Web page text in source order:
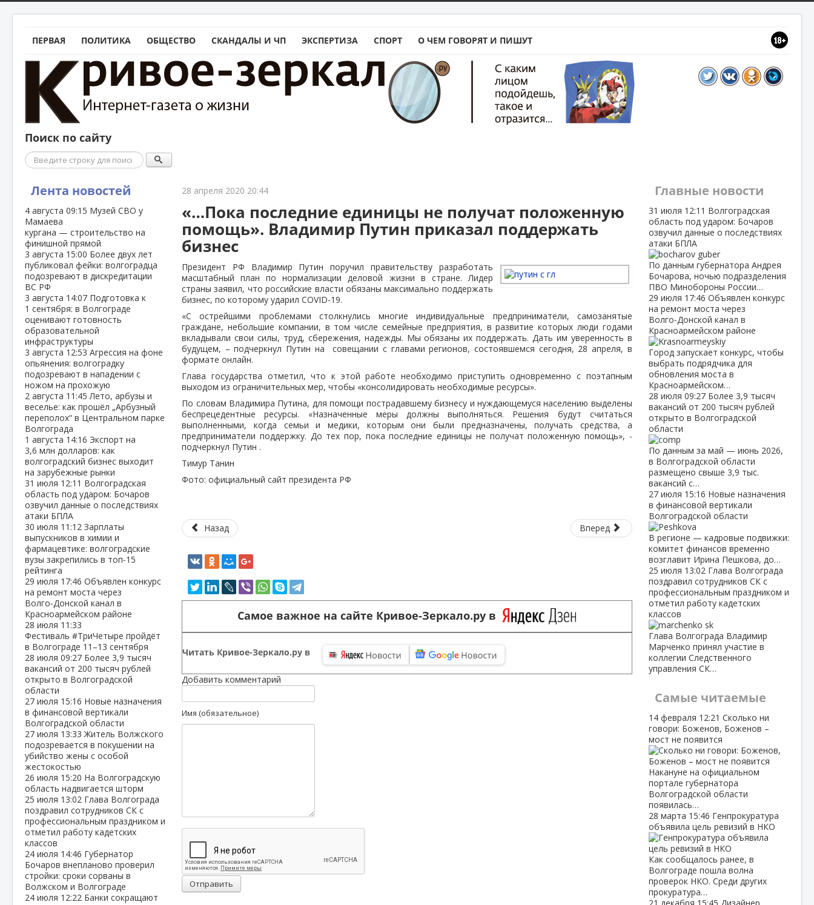
ПЕРВАЯ ПОЛИТИКА ОБЩЕСТВО СКАНДАЛЫ И ЧП ЭКСПЕРТИЗА СПОРТ О ЧЕМ ГОВОРЯТ И ПИШУТ
Поиск по сайту
Поиск
Лента новостей
4 августа 09:15 Музей СВО у
Мамаева
кургана — строительство на
финишной прямой
3 августа 15:00 Более двух лет
публиковал фейки: волгоградца
подозревают в дискредитации
ВС РФ
3 августа 14:07 Подготовка к
1 сентября: в Волгограде
оценивают готовность
образовательной
инфраструктуры
3 августа 12:53 Агрессия на фоне
опьянения: волгоградку
подозревают в нападении с
ножом на прохожую
2 августа 11:45Лето, арбузы и
веселье: как прошёл „Арбузный
переполох“ в Центральном парке
Волгограда
1 августа 14:16 Экспорт на
3,6 млн долларов: как
волгоградский бизнес выходит
на зарубежные рынки
31 июля 12:11 Волгоградская
область под ударом: Бочаров
озвучил данные о последствиях
атаки БПЛА
30 июля 11:12 Зарплаты
выпускников в химии и
фармацевтике: волгоградские
вузы закрепились в топ‑15
рейтинга
29 июля 17:46 Объявлен конкурс
на ремонт моста через
Волго‑Донской канал в
Красноармейском районе
28 июля 11:33
Фестиваль #ТриЧетыре пройдёт
в Волгограде 11–13 сентября
28 июля 09:27 Более 3,9 тысяч
вакансий от 200 тысяч рублей
открыто в Волгоградской
области
27 июля 15:16 Новые назначения
в финансовой вертикали
Волгоградской области
27 июля 13:33Житель Волжского
подозревается в покушении на
убийство жены с особой
жестокостью
26 июля 15:20 На Волгоградскую
область надвигается шторм
25 июля 13:02 Глава Волгограда
поздравил сотрудников СК с
профессиональным праздником и
отметил работу кадетских
классов
24 июля 14:46 Губернатор
Бочаров внепланово проверил
стройки: сроки сорваны в
Волжском и Волгограде
24 июля 12:22 Банки сокращают
28 апреля 2020 20:44
«…Пока последние единицы не получат положенную
помощь». Владимир Путин приказал поддержать
бизнес
Президент РФ Владимир Путин поручил правительству разработать
масштабный план по нормализации деловой жизни в стране. Лидер
страны заявил, что российские власти обязаны максимально поддержать
бизнес, по которому ударил COVID-19.
«С острейшими проблемами столкнулись многие индивидуальные предприниматели, самозанятые
граждане, небольшие компании, в том числе семейные предприятия, в развитие которых люди годами
вкладывали свои силы, труд, сбережения, надежды. Мы обязаны их поддержать. Дать им уверенность в
будущем, – подчеркнул Путин на совещании с главами регионов, состоявшемся сегодня, 28 апреля, в
формате онлайн.
Глава государства отметил, что к этой работе необходимо приступить одновременно с поэтапным
выходом из ограничительных мер, чтобы «консолидировать необходимые ресурсы».
По словам Владимира Путина, для помощи пострадавшему бизнесу и нуждающемуся населению выделены
беспрецедентные ресурсы. «Назначенные меры должны выполняться. Решения будут считаться
выполненными, когда семьи и медики, которым они были предназначены, получать средства, а
предприниматели поддержку. До тех пор, пока последние единицы не получат положенную помощь», -
подчеркнул Путин .
Тимур Танин
Фото: официальный сайт президента РФ
Назад Вперед
Самое важное на сайте Кривое-Зеркало.ру в
Читать Кривое-Зеркало.ру в
Добавить комментарий
Имя (обязательное)
Отправить
Главные новости
31 июля 12:11 Волгоградская
область под ударом: Бочаров
озвучил данные о последствиях
атаки БПЛА
По данным губернатора Андрея
Бочарова, ночью подразделения
ПВО Минобороны России…
29 июля 17:46 Объявлен конкурс
на ремонт моста через
Волго‑Донской канал в
Красноармейском районе
Город запускает конкурс, чтобы
выбрать подрядчика для
обновления моста в
Красноармейском…
28 июля 09:27 Более 3,9 тысяч
вакансий от 200 тысяч рублей
открыто в Волгоградской
области
По данным за май — июнь 2026,
в Волгоградской области
размещено свыше 3,9 тыс.
вакансий с…
27 июля 15:16 Новые назначения
в финансовой вертикали
Волгоградской области
В регионе — кадровые подвижки:
комитет финансов временно
возглавит Ирина Пешкова, до…
25 июля 13:02 Глава Волгограда
поздравил сотрудников СК с
профессиональным праздником и
отметил работу кадетских
классов
Глава Волгограда Владимир
Марченко принял участие в
коллегии Следственного
управления СК…
Самые читаемые
14 февраля 12:21 Сколько ни
говори: Боженов, Боженов –
мост не появится
Накануне на официальном
портале губернатора
Волгоградской области
появилась…
28 марта 15:46 Генпрокуратура
объявила цель ревизий в НКО
Как сообщалось ранее, в
Волгограде пошла волна
проверок НКО. Среди других
прокуратура…